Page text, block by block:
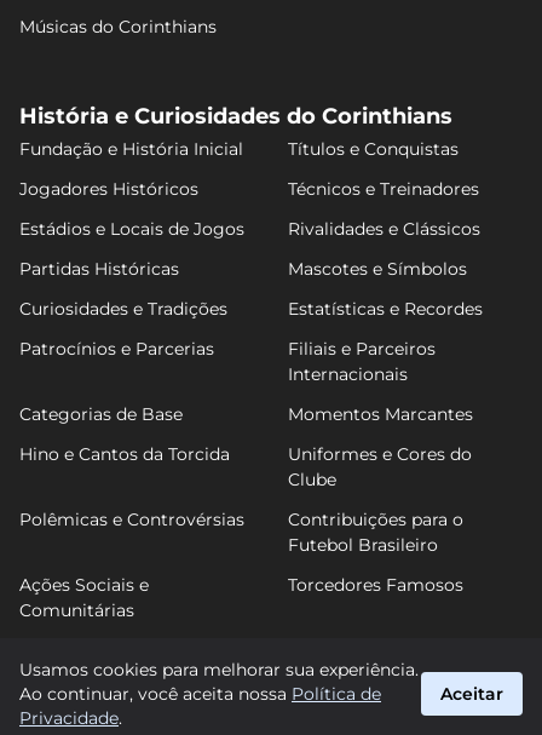
Músicas do Corinthians
História e Curiosidades do Corinthians
Fundação e História Inicial
Títulos e Conquistas
Jogadores Históricos
Técnicos e Treinadores
Estádios e Locais de Jogos
Rivalidades e Clássicos
Partidas Históricas
Mascotes e Símbolos
Curiosidades e Tradições
Estatísticas e Recordes
Patrocínios e Parcerias
Filiais e Parceiros
Internacionais
Categorias de Base
Momentos Marcantes
Hino e Cantos da Torcida
Uniformes e Cores do
Clube
Polêmicas e Controvérsias
Contribuições para o
Futebol Brasileiro
Ações Sociais e
Comunitárias
Torcedores Famosos
FuTimão
Usamos cookies para melhorar sua experiência.
Ao continuar, você aceita nossa Política de
Privacidade.
Aceitar